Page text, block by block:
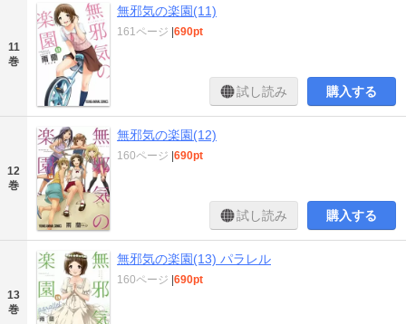
11
巻
無邪気の楽園(11)
161ページ 690pt
試し読み 購入する
12
巻
無邪気の楽園(12)
160ページ 690pt
試し読み 購入する
13
巻
無邪気の楽園(13) パラレル
160ページ 690pt